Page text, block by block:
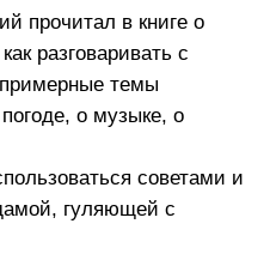
прочитал в книге о
разговаривать с
темы
о музыке, о
советами и
гуляющей с